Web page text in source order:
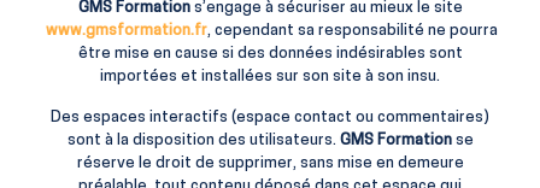
GMS Formations’engage à sécuriser au mieux le site
www.gmsformation.fr, cependant sa responsabilité ne pourra
être mise en cause si des données indésirables sont
importées et installées sur son site à son insu.
Des espaces interactifs (espace contact ou commentaires)
sont à la disposition des utilisateurs. GMS Formationse
réserve le droit de supprimer, sans mise en demeure